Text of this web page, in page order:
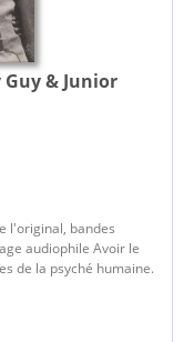
Guy & Junior
l'original, bandes
audiophile Avoir le
de la psyché humaine.